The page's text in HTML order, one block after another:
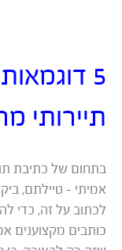
5
תיירותי
בתחום של כתיבת
אמיתי – טיילתם,
לכתוב על זה, כדי
כותבים מקצוענים